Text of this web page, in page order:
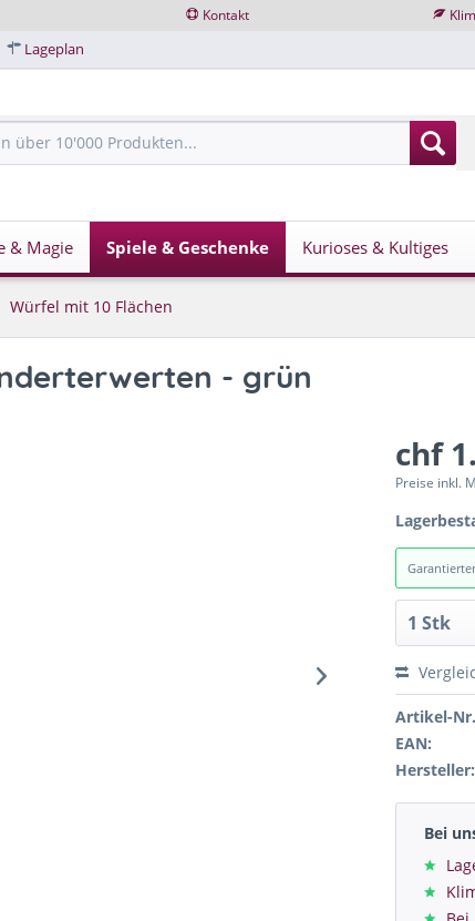
Kontakt
Lageplan
& Magie Spiele & Geschenke Kurioses & Kultiges
Würfel mit 10 Flächen
- grün
chf
Preise inkl.
Artikel-
EAN:
Hersteller:
Bei